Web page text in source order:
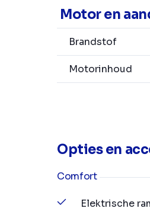
Motor en
Brandstof
Motorinhoud
Opties en
Comfort
Elektrische